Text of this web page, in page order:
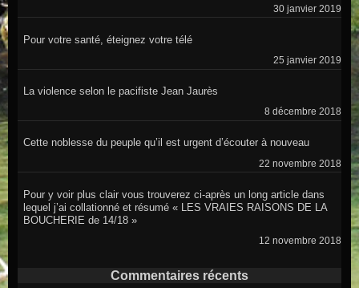
30 janvier 2019
Pour votre santé, éteignez votre télé
25 janvier 2019
La violence selon le pacifiste Jean Jaurès
8 décembre 2018
Cette noblesse du peuple qu’il est urgent d’écouter à nouveau
22 novembre 2018
Pour y voir plus clair vous trouverez ci-après un long article dans
lequel j’ai collationné et résumé « LES VRAIES RAISONS DE LA
BOUCHERIE de 14/18 »
12 novembre 2018
Commentaires récents